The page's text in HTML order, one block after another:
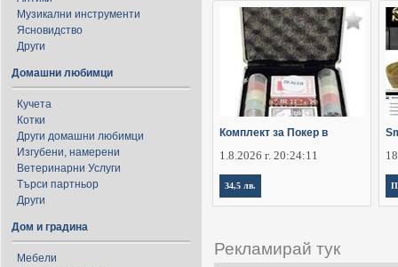
Музикални инструменти
Ясновидство
Други
Домашни любимци
Кучета
Котки
Други домашни любимци
Изгубени, намерени
Ветеринарни Услуги
Търси партньор
Други
Дом и градина
Мебели
Комплект за Покер в
1.8.2026 г. 20:24:11
34,5 лв.
Рекламирай тук